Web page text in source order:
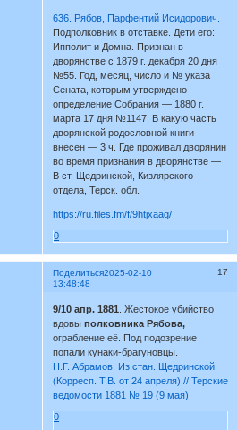
636. Рябов, Парфентий Исидорович.
Подполковник в отставке. Дети его:
Ипполит и Домна. Признан в
дворянстве с 1879 г. декабря 20 дня
№55. Год, месяц, число и № указа
Сената, которым утверждено
определение Собрания — 1880 г.
марта 17 дня №1147. В какую часть
дворянской родословной книги
внесен — 3 ч. Где проживал дворянин
во время признания в дворянстве —
В ст. Щедринской, Кизлярского
отдела, Терск. обл.
https://ru.files.fm/f/9htjxaag/
0
Поделиться 17
2025-02-10
13:48:48
9/10 апр. 1881 . Жестокое убийство
вдовыполковника Рябова,
ограбление её. Под подозрение
попали кунаки-брагуновцы.
Н.Г. Абрамов. Из стан. Щедринской
(Корресп. Т.В. от 24 апреля) // Терские
ведомости 1881 № 19 (9 мая)
0